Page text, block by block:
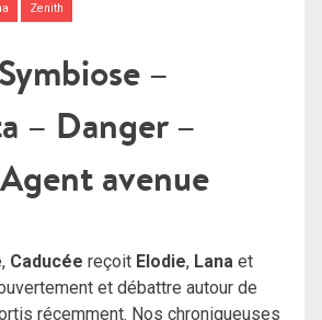
Zenith
–
– Danger –
avenue
Caducée reçoit Elodie, Lana et
et débattre autour de
récemment. Nos chroniqueuses